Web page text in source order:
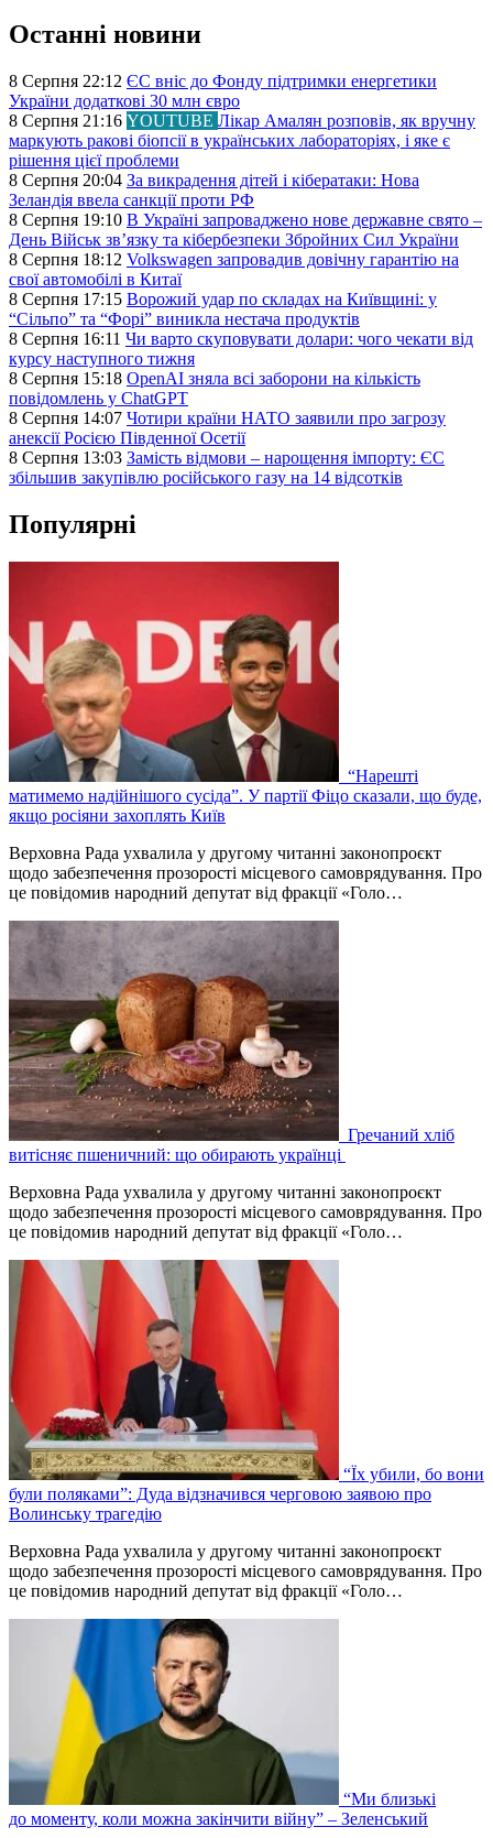
Останні новини
8 Серпня 22:12 ЄС вніс до Фонду підтримки енергетики
України додаткові 30 млн євро
8 Серпня 21:16 YOUTUBE Лікар Амалян розповів, як вручну
маркують ракові біопсії в українських лабораторіях, і яке є
рішення цієї проблеми
8 Серпня 20:04 За викрадення дітей і кібератаки: Нова
Зеландія ввела санкції проти РФ
8 Серпня 19:10 В Україні запроваджено нове державне свято –
День Військ звʼязку та кібербезпеки Збройних Сил України
8 Серпня 18:12 Volkswagen запровадив довічну гарантію на
свої автомобілі в Китаї
8 Серпня 17:15 Ворожий удар по складах на Київщині: у
“Сільпо” та “Форі” виникла нестача продуктів
8 Серпня 16:11 Чи варто скуповувати долари: чого чекати від
курсу наступного тижня
8 Серпня 15:18 OpenAI зняла всі заборони на кількість
повідомлень у ChatGPT
8 Серпня 14:07 Чотири країни НАТО заявили про загрозу
анексії Росією Південної Осетії
8 Серпня 13:03 Замість відмови – нарощення імпорту: ЄС
збільшив закупівлю російського газу на 14 відсотків
Популярні
“Нарешті
матимемо надійнішого сусіда”. У партії Фіцо сказали, що буде,
якщо росіяни захоплять Київ
Верховна Рада ухвалила у другому читанні законопроєкт
щодо забезпечення прозорості місцевого самоврядування. Про
це повідомив народний депутат від фракції «Голо…
Гречаний хліб
витісняє пшеничний: що обирають українці
Верховна Рада ухвалила у другому читанні законопроєкт
щодо забезпечення прозорості місцевого самоврядування. Про
це повідомив народний депутат від фракції «Голо…
“Їх убили, бо вони
були поляками”: Дуда відзначився черговою заявою про
Волинську трагедію
Верховна Рада ухвалила у другому читанні законопроєкт
щодо забезпечення прозорості місцевого самоврядування. Про
це повідомив народний депутат від фракції «Голо…
“Ми близькі
до моменту, коли можна закінчити війну” – Зеленський